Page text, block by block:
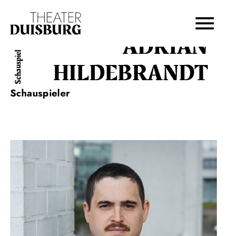
Zur Hauptnavigation springen
Zum Footer springen
Schauspiel
ADRIAN
HILDEBRANDT
Schauspieler